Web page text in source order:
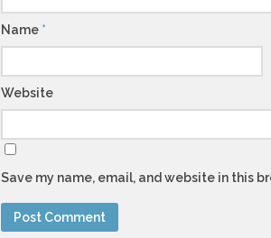
Name *
Website
Save my name, email, and website in this